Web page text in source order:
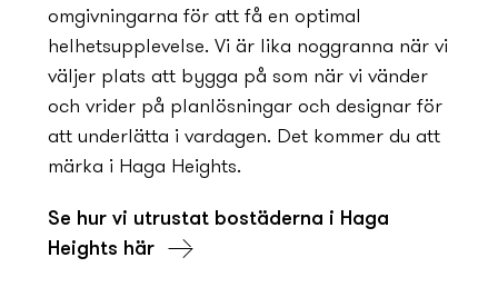
omgivningarna för att få en optimal
helhetsupplevelse. Vi är lika noggranna när vi
väljer plats att bygga på som när vi vänder
och vrider på planlösningar och designar för
att underlätta i vardagen. Det kommer du att
märka i Haga Heights.
Se hur vi utrustat bostäderna i Haga
Heights här